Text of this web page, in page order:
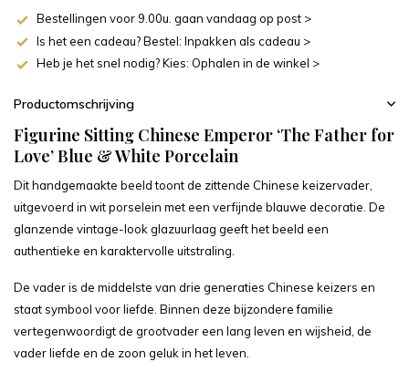
Bestellingen voor 9.00u. gaan vandaag op post >
Is het een cadeau? Bestel: Inpakken als cadeau >
Heb je het snel nodig? Kies: Ophalen in de winkel >
Productomschrijving
Figurine Sitting Chinese Emperor ‘The Father for
Love’ Blue & White Porcelain
Dit handgemaakte beeld toont de zittende Chinese keizervader,
uitgevoerd in wit porselein met een verfijnde blauwe decoratie. De
glanzende vintage-look glazuurlaag geeft het beeld een
authentieke en karaktervolle uitstraling.
De vader is de middelste van drie generaties Chinese keizers en
staat symbool voor liefde. Binnen deze bijzondere familie
vertegenwoordigt de grootvader een lang leven en wijsheid, de
vader liefde en de zoon geluk in het leven.